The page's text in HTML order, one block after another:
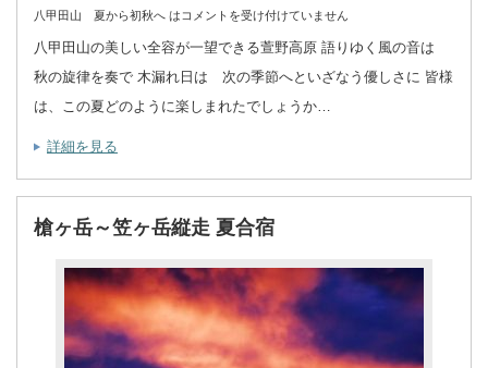
八甲田山 夏から初秋へ はコメントを受け付けていません
八甲田山の美しい全容が一望できる萱野高原 語りゆく風の音は
秋の旋律を奏で 木漏れ日は 次の季節へといざなう優しさに 皆様
は、この夏どのように楽しまれたでしょうか…
詳細を見る
槍ヶ岳～笠ヶ岳縦走 夏合宿